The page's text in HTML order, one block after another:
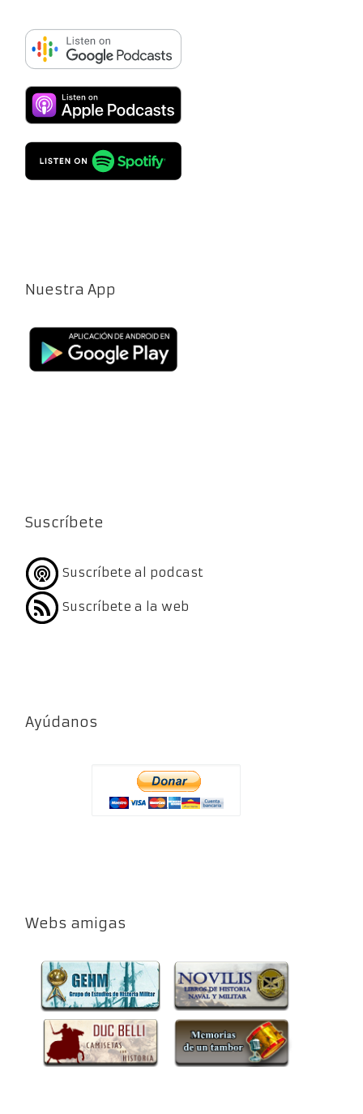
Nuestra App
Suscríbete
Suscríbete al podcast
Suscríbete a la web
Ayúdanos
Webs amigas